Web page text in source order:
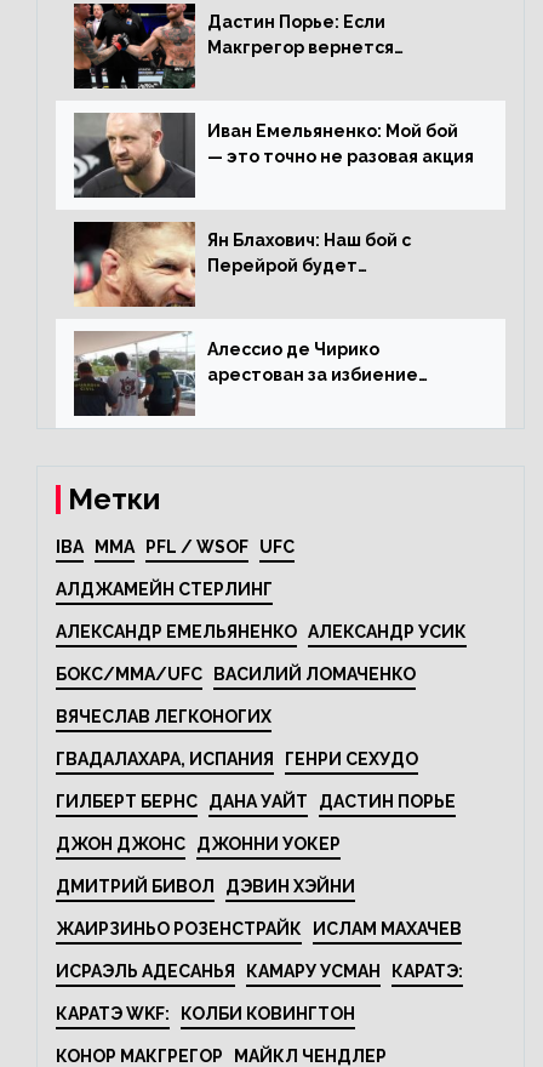
Дастин Порье: Если
Макгрегор вернется
раунда на Чендлера
Иван Емельяненко: Мой бой
— это точно не разовая акция
Ян Блахович: Наш бой с
Перейрой будет
Алессио де Чирико
арестован за избиение
Метки
IBA MMA PFL / WSOF UFC
АЛДЖАМЕЙН СТЕРЛИНГ
АЛЕКСАНДР ЕМЕЛЬЯНЕНКО АЛЕКСАНДР УСИК
БОКС/MMA/UFC ВАСИЛИЙ ЛОМАЧЕНКО
ВЯЧЕСЛАВ ЛЕГКОНОГИХ
ГВАДАЛАХАРА, ИСПАНИЯ ГЕНРИ СЕХУДО
ГИЛБЕРТ БЕРНС ДАНА УАЙТ ДАСТИН ПОРЬЕ
ДЖОН ДЖОНС ДЖОННИ УОКЕР
ДМИТРИЙ БИВОЛ ДЭВИН ХЭЙНИ
ЖАИРЗИНЬО РОЗЕНСТРАЙК ИСЛАМ МАХАЧЕВ
ИСРАЭЛЬ АДЕСАНЬЯ КАМАРУ УСМАН КАРАТЭ:
КАРАТЭ WKF: КОЛБИ КОВИНГТОН
КОНОР МАКГРЕГОР МАЙКЛ ЧЕНДЛЕР